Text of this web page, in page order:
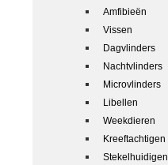
Amfibieën
Vissen
Dagvlinders
Nachtvlinders
Microvlinders
Libellen
Weekdieren
Kreeftachtigen
Stekelhuidigen